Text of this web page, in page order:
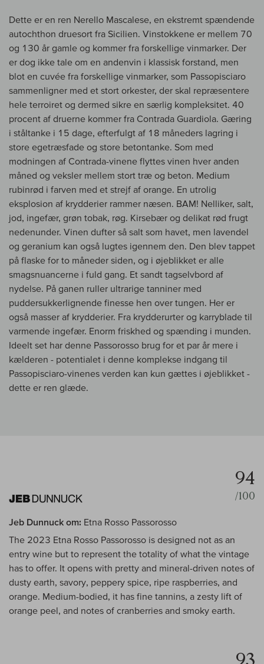
Dette er en ren Nerello Mascalese, en ekstremt spændende
autochthon druesort fra Sicilien. Vinstokkene er mellem 70
og 130 år gamle og kommer fra forskellige vinmarker. Der
er dog ikke tale om en andenvin i klassisk forstand, men
blot en cuvée fra forskellige vinmarker, som Passopisciaro
sammenligner med et stort orkester, der skal repræsentere
hele terroiret og dermed sikre en særlig kompleksitet. 40
procent af druerne kommer fra Contrada Guardiola. Gæring
i ståltanke i 15 dage, efterfulgt af 18 måneders lagring i
store egetræsfade og store betontanke. Som med
modningen af Contrada-vinene flyttes vinen hver anden
måned og veksler mellem stort træ og beton. Medium
rubinrød i farven med et strejf af orange. En utrolig
eksplosion af krydderier rammer næsen. BAM! Nelliker, salt,
jod, ingefær, grøn tobak, røg. Kirsebær og delikat rød frugt
nedenunder. Vinen dufter så salt som havet, men lavendel
og geranium kan også lugtes igennem den. Den blev tappet
på flaske for to måneder siden, og i øjeblikket er alle
smagsnuancerne i fuld gang. Et sandt tagselvbord af
nydelse. På ganen ruller ultrarige tanniner med
puddersukkerlignende finesse hen over tungen. Her er
også masser af krydderier. Fra krydderurter og karryblade til
varmende ingefær. Enorm friskhed og spænding i munden.
Ideelt set har denne Passorosso brug for et par år mere i
kælderen - potentialet i denne komplekse indgang til
Passopisciaro-vinenes verden kan kun gættes i øjeblikket -
dette er ren glæde.
94
/100
Jeb Dunnuck om: Etna Rosso Passorosso
The 2023 Etna Rosso Passorosso is designed not as an
entry wine but to represent the totality of what the vintage
has to offer. It opens with pretty and mineral-driven notes of
dusty earth, savory, peppery spice, ripe raspberries, and
orange. Medium-bodied, it has fine tannins, a zesty lift of
orange peel, and notes of cranberries and smoky earth.